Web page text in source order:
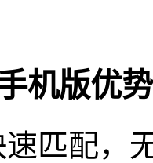
机版优势
匹配，